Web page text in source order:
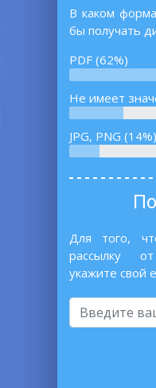
В каком
бы получать
PDF (62%)
Не имеет
JPG, PNG (14%)
Для того,
рассылку
укажите свой